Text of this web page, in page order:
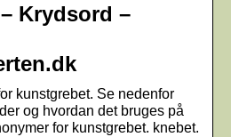
Krydsord –
kunstgrebet. Se nedenfor
og hvordan det bruges på
for kunstgrebet. knebet.